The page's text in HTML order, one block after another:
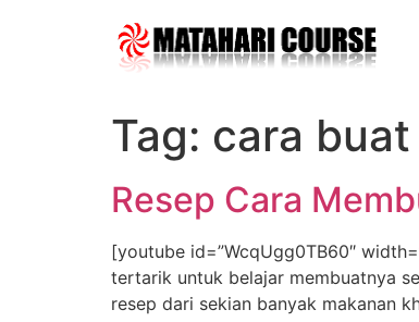
Tag: cara
Resep Cara
[youtube id=”WcqUgg0TB60″
tertarik untuk belajar membuatnya
resep dari sekian banyak makanan